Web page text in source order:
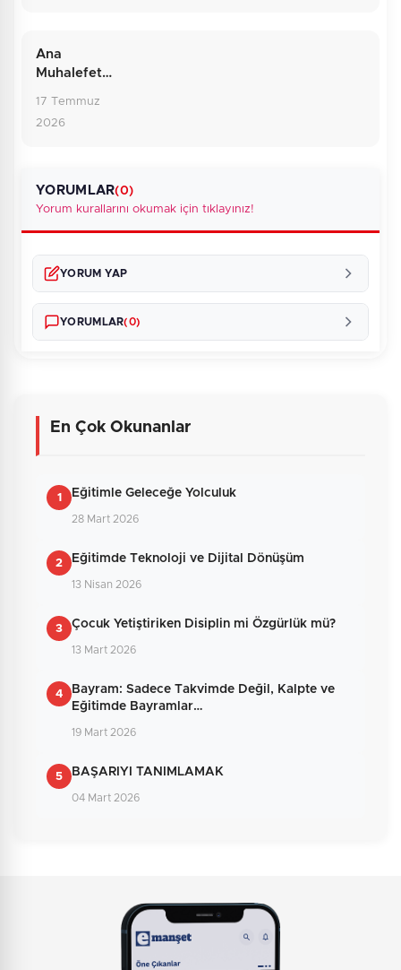
Ana
Muhalefette
CHP
17 Temmuz
2026
YORUMLAR(0)
Yorum kurallarını okumak için tıklayınız!
YORUM YAP
Güvenlik Sorusu:
YORUMLAR(0)
En Çok Okunanlar
1 Eğitimle Geleceğe Yolculuk
28 Mart 2026
2 Eğitimde Teknoloji ve Dijital Dönüşüm
13 Nisan 2026
3 Çocuk Yetiştiriken Disiplin mi Özgürlük mü?
13 Mart 2026
4
Bayram: Sadece Takvimde Değil, Kalpte ve
Eğitimde Bayramlar…
19 Mart 2026
5 BAŞARIYI TANIMLAMAK
04 Mart 2026